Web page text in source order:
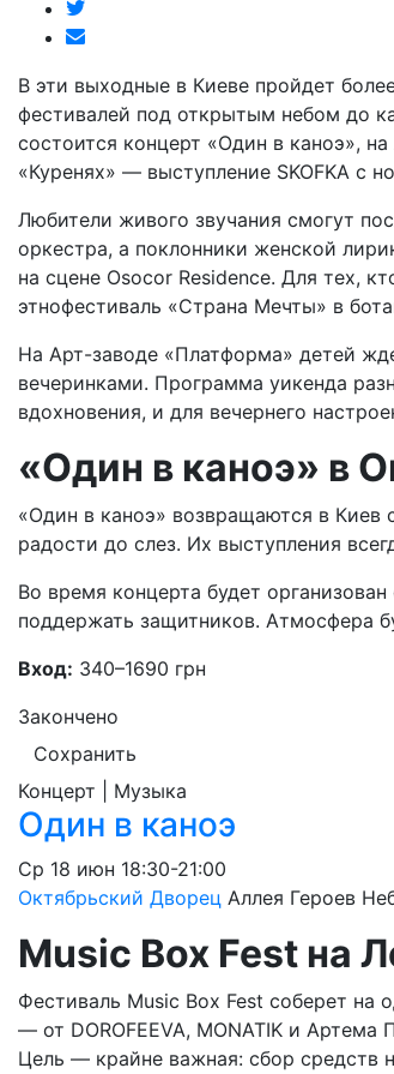
В эти выходные в Киеве пройдет
фестивалей под открытым небом до
состоится концерт «Один в каноэ»,
«Куренях» — выступление SKOFKA с
Любители живого звучания смогут
оркестра, а поклонники женской
на сцене Osocor Residence. Для тех,
этнофестиваль «Страна Мечты» в
На Арт-заводе «Платформа» детей
вечеринками. Программа уикенда
вдохновения, и для вечернего
«Один в каноэ» в
«Один в каноэ» возвращаются в
радости до слез. Их выступления
Во время концерта будет
поддержать защитников. Атмосфера
Вход: 340–1690 грн
Закончено
Сохранить
Концерт | Музыка
Один в каноэ
Ср 18 июн 18:30-21:00
Октябрьский Дворец Аллея Героев
Music Box Fest на
Фестиваль Music Box Fest соберет на
— от DOROFEEVA, MONATIK и Артема
Цель — крайне важная: сбор средств